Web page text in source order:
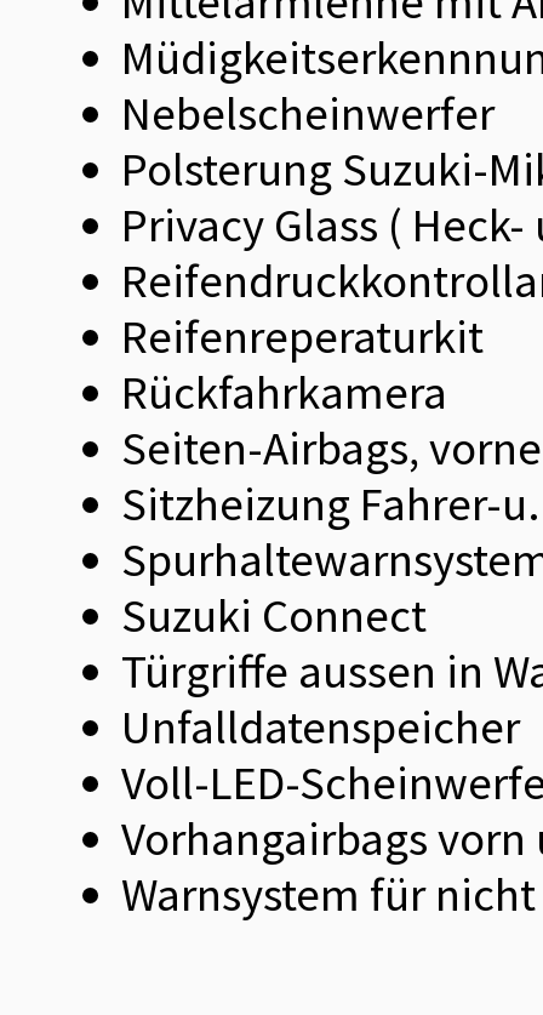
Nebelscheinwerfer
Polsterung Suzuki-
Privacy Glass (
Reifenreperaturkit
Rückfahrkamera
Seiten-Airbags, vorne
Sitzheizung Fahrer-
Suzuki Connect
Türgriffe aussen in
Unfalldatenspeicher
Voll-LED-
Vorhangairbags
Warnsystem für